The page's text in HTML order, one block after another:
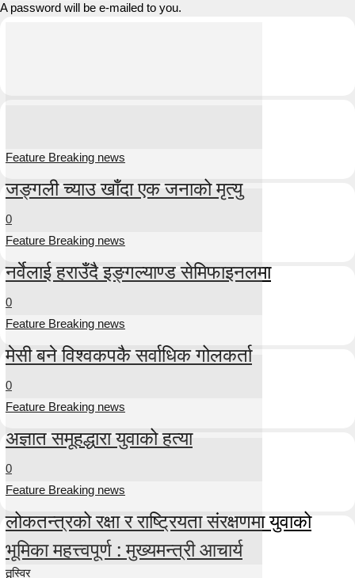
A password will be e-mailed to you.
Feature Breaking news
जङ्गली च्याउ खाँदा एक जनाको मृत्यु
0
Feature Breaking news
नर्वेलाई हराउँदै इङ्गल्याण्ड सेमिफाइनलमा
0
Feature Breaking news
मेसी बने विश्वकपकै सर्वाधिक गोलकर्ता
0
Feature Breaking news
अज्ञात समूहद्धारा युवाको हत्या
0
Feature Breaking news
लोकतन्त्रको रक्षा र राष्ट्रियता संरक्षणमा युवाको
भूमिका महत्त्वपूर्ण : मुख्यमन्त्री आचार्य
तस्विर